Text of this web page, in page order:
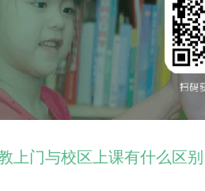
上门与校区上课有什么区别